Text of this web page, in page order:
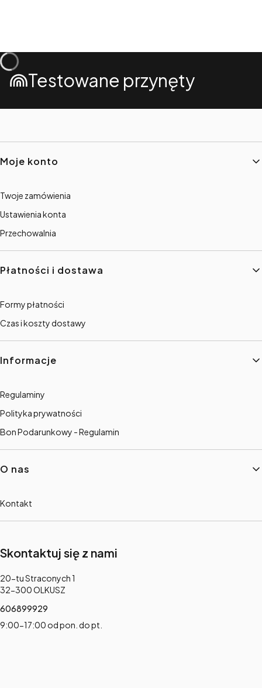
Testowane przynęty
Linki w stopce
Moje konto
Twoje zamówienia
Ustawienia konta
Przechowalnia
Płatności i dostawa
Formy płatności
Czas i koszty dostawy
Informacje
Regulaminy
Polityka prywatności
Bon Podarunkowy - Regulamin
O nas
Kontakt
Skontaktuj się z nami
Adres:
20-tu Straconych 1
32-300 OLKUSZ
606899929
9:00-17:00 od pon. do pt.